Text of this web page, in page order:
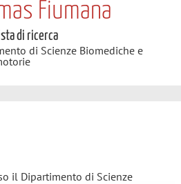
Fiumana
di ricerca
di Scienze Biomediche e
il Dipartimento di Scienze